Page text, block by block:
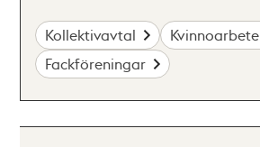
Kollektivavtal Kvinnoarbete
Fackföreningar